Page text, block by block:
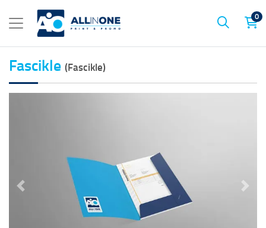
0
Fascikle (Fascikle)